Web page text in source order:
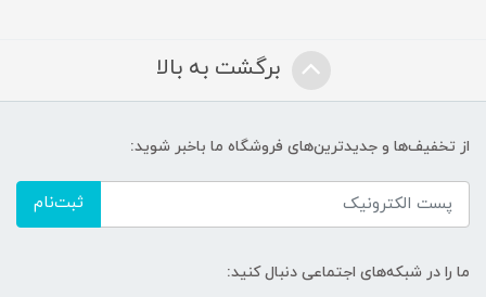
برگشت به بالا
از تخفیف‌ها و جدیدترین‌های فروشگاه ما باخبر شوید:
ثبت‌نام
ما را در شبکه‌های اجتماعی دنبال کنید: